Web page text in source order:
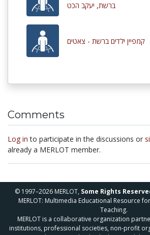
ברשת, יעקב הכט
קמפיין ילדים ברשת - צאטים
Comments
Log in to participate in the discussions or
already a MERLOT member.
© 1997–2026 MERLOT, Some Rights
MERLOT: Multimedia Educational Resource
Teaching.
MERLOT is a collaborative organization
institutions, professional societies, non-profit